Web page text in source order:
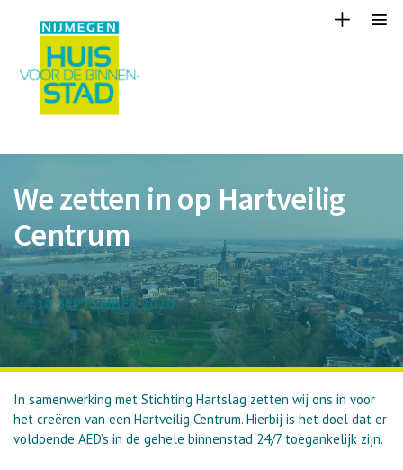
We zetten in op Hartveilig
Centrum
10 SEPTEMBER 2020
In samenwerking met Stichting Hartslag zetten wij ons in voor
het creëren van een Hartveilig Centrum. Hierbij is het doel dat er
voldoende AED’s in de gehele binnenstad 24/7 toegankelijk zijn.